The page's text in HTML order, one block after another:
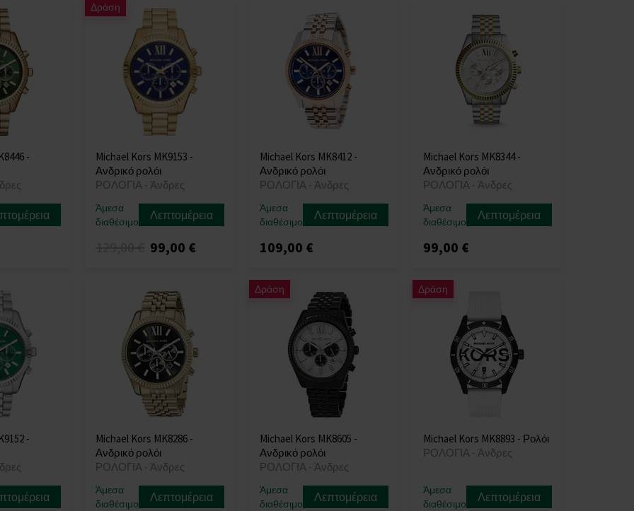
-
Δράση
Michael Kors MK9153 -
Ανδρικό ρολόι
ΡΟΛΟΓΙΑ - Άνδρες
Άμεσα
διαθέσιμο
Λεπτομέρεια
99,00 €
Michael Kors MK8412 -
Ανδρικό ρολόι
ΡΟΛΟΓΙΑ - Άνδρες
Άμεσα
διαθέσιμο
Λεπτομέρεια
109,00 €
Michael Kors MK8344 -
Ανδρικό ρολόι
ΡΟΛΟΓΙΑ - Άνδρες
Άμεσα
διαθέσιμο
Λεπτομέρεια
99,00 €
-
Michael Kors MK8286 -
Ανδρικό ρολόι
ΡΟΛΟΓΙΑ - Άνδρες
Άμεσα
διαθέσιμο
Λεπτομέρεια
Δράση
Michael Kors MK8605 -
Ανδρικό ρολόι
ΡΟΛΟΓΙΑ - Άνδρες
Άμεσα
διαθέσιμο
Λεπτομέρεια
Δράση
Michael Kors MK8893 - Ρολόι
ΡΟΛΟΓΙΑ - Άνδρες
Άμεσα
διαθέσιμο
Λεπτομέρεια